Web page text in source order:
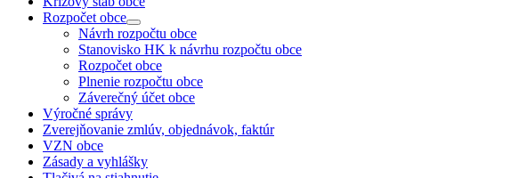
Rozpočet obce
Návrh rozpočtu obce
Stanovisko HK k návrhu rozpočtu obce
Rozpočet obce
Plnenie rozpočtu obce
Záverečný účet obce
Výročné správy
Zverejňovanie zmlúv, objednávok, faktúr
VZN obce
Zásady a vyhlášky